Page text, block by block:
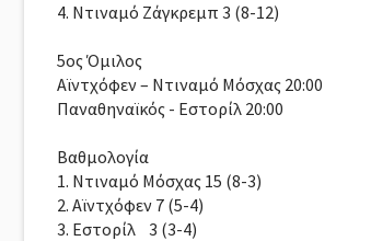
4. Ντιναμό Ζάγκρεμπ 3 (8-12)
5oς Όμιλος
Αϊντχόφεν – Ντιναμό Μόσχας 20:00
Παναθηναϊκός - Εστορίλ 20:00
Βαθμολογία
1. Ντιναμό Μόσχας 15 (8-3)
2. Αϊντχόφεν 7 (5-4)
3. Εστορίλ 3 (3-4)